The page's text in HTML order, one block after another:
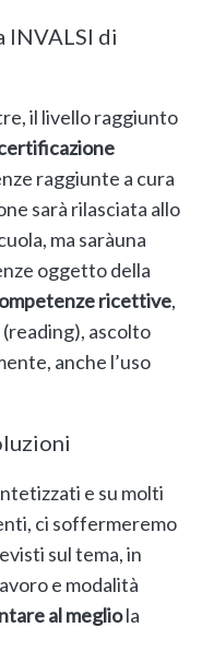
INVALSI di
il livello raggiunto
raggiunte a cura
sarà rilasciata allo
ma saràuna
oggetto della
ricettive,
ascolto
anche l’uso
e su molti
ci soffermeremo
sul tema, in
e modalità
al megliola